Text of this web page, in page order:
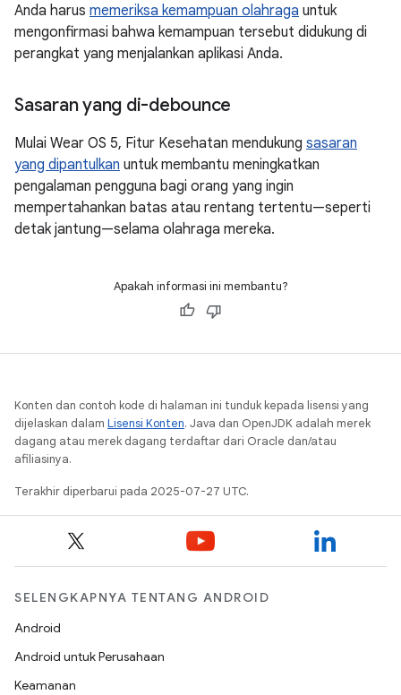
Anda harus memeriksa kemampuan olahraga untuk
mengonfirmasi bahwa kemampuan tersebut didukung di
perangkat yang menjalankan aplikasi Anda.
Sasaran yang di-debounce
Mulai Wear OS 5, Fitur Kesehatan mendukung sasaran
yang dipantulkan untuk membantu meningkatkan
pengalaman pengguna bagi orang yang ingin
mempertahankan batas atau rentang tertentu—seperti
detak jantung—selama olahraga mereka.
Apakah informasi ini membantu?
Konten dan contoh kode di halaman ini tunduk kepada lisensi yang
dijelaskan dalam Lisensi Konten. Java dan OpenJDK adalah merek
dagang atau merek dagang terdaftar dari Oracle dan/atau
afiliasinya.
Terakhir diperbarui pada 2025-07-27 UTC.
SELENGKAPNYA TENTANG ANDROID
Android
Android untuk Perusahaan
Keamanan